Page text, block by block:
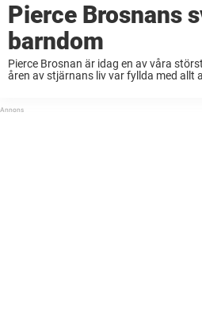
Pierce Brosnans
barndom
Pierce Brosnan är idag en av våra
åren av stjärnans liv var fyllda med allt